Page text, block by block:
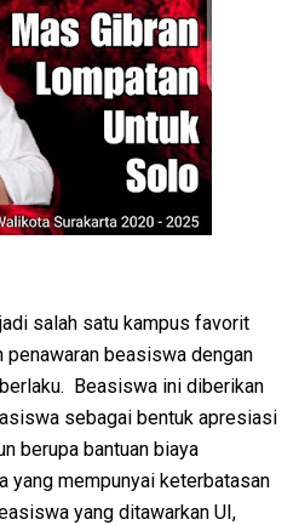
salah satu kampus favorit
beasiswa dengan
Beasiswa ini diberikan
sebagai bentuk apresiasi
berupa bantuan biaya
yang mempunyai keterbatasan
yang ditawarkan UI,